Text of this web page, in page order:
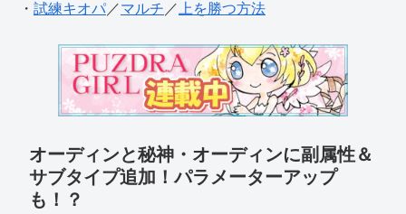
・ 試練キオパ ／マルチ ／ 上を勝つ方法
オーディンと秘神・オーディンに副属性＆
サブタイプ追加！パラメーターアップ
も！？